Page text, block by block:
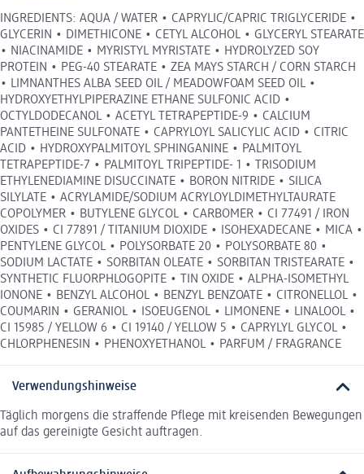
INGREDIENTS: AQUA / WATER • CAPRYLIC/CAPRIC TRIGLYCERIDE •
GLYCERIN • DIMETHICONE • CETYL ALCOHOL • GLYCERYL STEARATE
• NIACINAMIDE • MYRISTYL MYRISTATE • HYDROLYZED SOY
PROTEIN • PEG-40 STEARATE • ZEA MAYS STARCH / CORN STARCH
• LIMNANTHES ALBA SEED OIL / MEADOWFOAM SEED OIL •
HYDROXYETHYLPIPERAZINE ETHANE SULFONIC ACID •
OCTYLDODECANOL • ACETYL TETRAPEPTIDE-9 • CALCIUM
PANTETHEINE SULFONATE • CAPRYLOYL SALICYLIC ACID • CITRIC
ACID • HYDROXYPALMITOYL SPHINGANINE • PALMITOYL
TETRAPEPTIDE-7 • PALMITOYL TRIPEPTIDE- 1 • TRISODIUM
ETHYLENEDIAMINE DISUCCINATE • BORON NITRIDE • SILICA
SILYLATE • ACRYLAMIDE/SODIUM ACRYLOYLDIMETHYLTAURATE
COPOLYMER • BUTYLENE GLYCOL • CARBOMER • CI 77491 / IRON
OXIDES • CI 77891 / TITANIUM DIOXIDE • ISOHEXADECANE • MICA •
PENTYLENE GLYCOL • POLYSORBATE 20 • POLYSORBATE 80 •
SODIUM LACTATE • SORBITAN OLEATE • SORBITAN TRISTEARATE •
SYNTHETIC FLUORPHLOGOPITE • TIN OXIDE • ALPHA-ISOMETHYL
IONONE • BENZYL ALCOHOL • BENZYL BENZOATE • CITRONELLOL •
COUMARIN • GERANIOL • ISOEUGENOL • LIMONENE • LINALOOL •
CI 15985 / YELLOW 6 • CI 19140 / YELLOW 5 • CAPRYLYL GLYCOL •
CHLORPHENESIN • PHENOXYETHANOL • PARFUM / FRAGRANCE
Verwendungshinweise
Täglich morgens die straffende Pflege mit kreisenden Bewegungen
auf das gereinigte Gesicht auftragen.